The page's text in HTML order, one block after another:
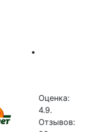
Оценка:
4.9.
Отзывов: